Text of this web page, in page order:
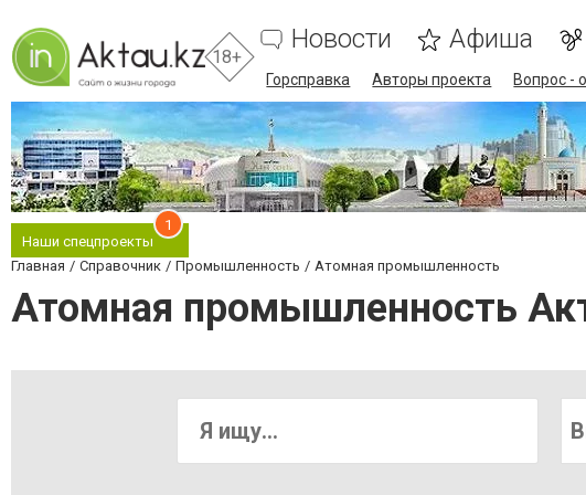
18+
Новости Афиша
Горсправка Авторы проекта Вопрос -
Наши спецпроекты
1
Главная Справочник Промышленность Атомная промышленность
Атомная промышленность